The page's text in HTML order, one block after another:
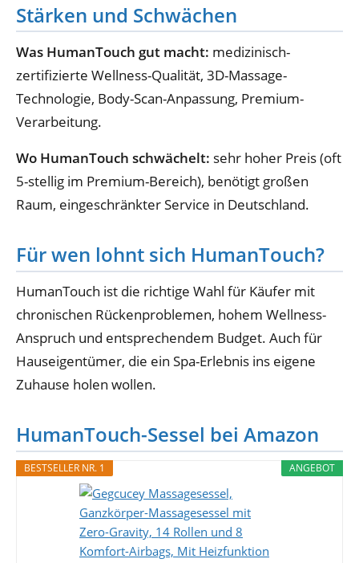
Stärken und Schwächen
Was HumanTouch gut macht: medizinisch-
zertifizierte Wellness-Qualität, 3D-Massage-
Technologie, Body-Scan-Anpassung, Premium-
Verarbeitung.
Wo HumanTouch schwächelt: sehr hoher Preis (oft
5-stellig im Premium-Bereich), benötigt großen
Raum, eingeschränkter Service in Deutschland.
Für wen lohnt sich HumanTouch?
HumanTouch ist die richtige Wahl für Käufer mit
chronischen Rückenproblemen, hohem Wellness-
Anspruch und entsprechendem Budget. Auch für
Hauseigentümer, die ein Spa-Erlebnis ins eigene
Zuhause holen wollen.
HumanTouch-Sessel bei Amazon
ANGEBOT
BESTSELLER NR. 1